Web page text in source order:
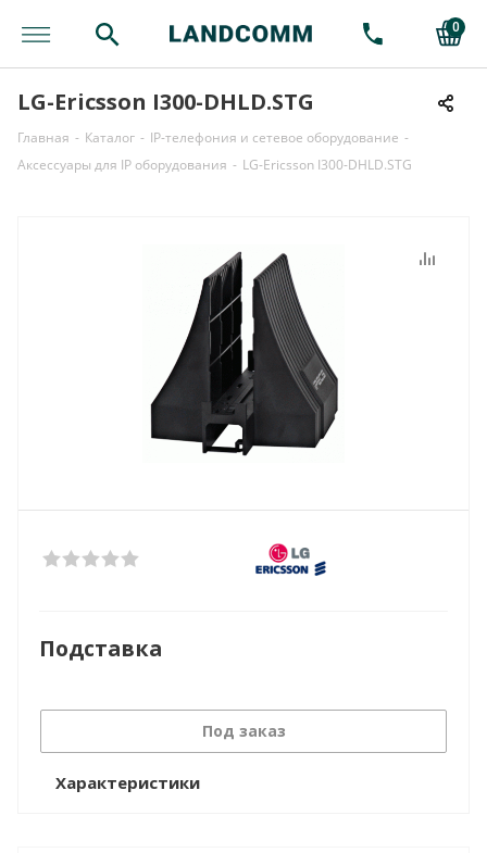
0
LG-Ericsson I300-DHLD.STG
Главная - Каталог - IP-телефония и сетевое оборудование -
Аксессуары для IP оборудования - LG-Ericsson I300-DHLD.STG
Подставка
Под заказ
Характеристики